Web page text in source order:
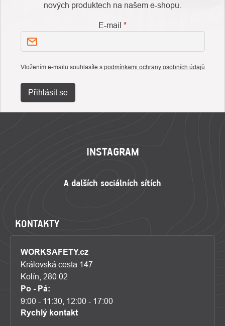
nových produktech na našem e-shopu.
E-mail
Vložením e-mailu souhlasíte s podmínkami ochrany osobních údajů
Přihlásit se
INSTAGRAM
KONTAKTY
WORKSAFETY.cz
Královská cesta 147
Kolín, 280 02
Po - Pá:
9:00 - 11:30, 12:00 - 17:00
Rychlý kontakt